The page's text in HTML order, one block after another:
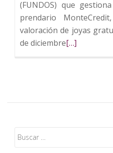
(FUNDOS) que
prendario
valoración de joyas
de diciembreLeer
la
de
[…]